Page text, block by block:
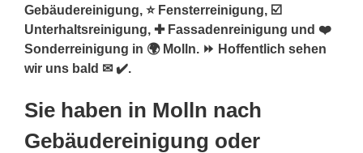
Gebäudereinigung, ⭐ Fensterreinigung, ☑️
Unterhaltsreinigung, ✚ Fassadenreinigung und ❤️
Sonderreinigung in 🌍 Molln. ⏩ Hoffentlich sehen
wir uns bald ✉ ✔️.
Sie haben in Molln nach
Gebäudereinigung oder